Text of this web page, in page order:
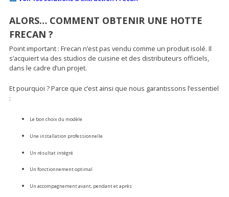
ALORS… COMMENT OBTENIR UNE HOTTE
FRECAN ?
Point important : Frecan n’est pas vendu comme un produit isolé. Il
s’acquiert via des studios de cuisine et des distributeurs officiels,
dans le cadre d’un projet.
Et pourquoi ? Parce que c’est ainsi que nous garantissons l’essentiel
:
Le bon choix du modèle
Une installation professionnelle
Un résultat intégré
Un fonctionnement optimal
Un accompagnement avant, pendant et après